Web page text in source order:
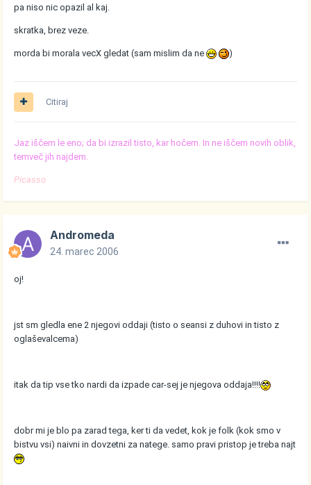
pa niso nic opazil al kaj.
skratka, brez veze.
morda bi morala vecX gledat (sam mislim da ne )
Citiraj
Jaz iščem le eno; da bi izrazil tisto, kar hočem. In ne iščem novih oblik,
temveč jih najdem.
Picasso
Andromeda
24. marec 2006
oj!
jst sm gledla ene 2 njegovi oddaji (tisto o seansi z duhovi in tisto z
oglaševalcema)
itak da tip vse tko nardi da izpade car-sej je njegova oddaja!!!!
dobr mi je blo pa zarad tega, ker ti da vedet, kok je folk (kok smo v
bistvu vsi) naivni in dovzetni za natege. samo pravi pristop je treba najt